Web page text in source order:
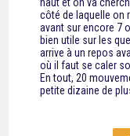
côté de laquelle on
avant sur encore 7
bien utile sur les
arrive à un repos
où il faut se caler
En tout, 20
petite dizaine de